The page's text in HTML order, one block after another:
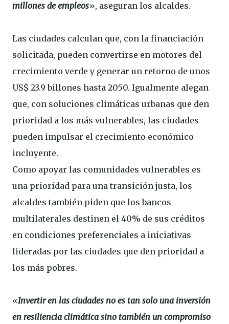
millones de empleos», aseguran los alcaldes.
Las ciudades calculan que, con la financiación
solicitada, pueden convertirse en motores del
crecimiento verde y generar un retorno de unos
US$ 23.9 billones hasta 2050. Igualmente alegan
que, con soluciones climáticas urbanas que den
prioridad a los más vulnerables, las ciudades
pueden impulsar el crecimiento económico
incluyente.
Como apoyar las comunidades vulnerables es
una prioridad para una transición justa, los
alcaldes también piden que los bancos
multilaterales destinen el 40% de sus créditos
en condiciones preferenciales a iniciativas
lideradas por las ciudades que den prioridad a
los más pobres.
«Invertir en las ciudades no es tan solo una inversión
en resiliencia climática sino también un compromiso